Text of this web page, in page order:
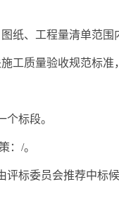
纸、工程量清单范
工质量验收规范标准
个标段。
：/。
评标委员会推荐中标